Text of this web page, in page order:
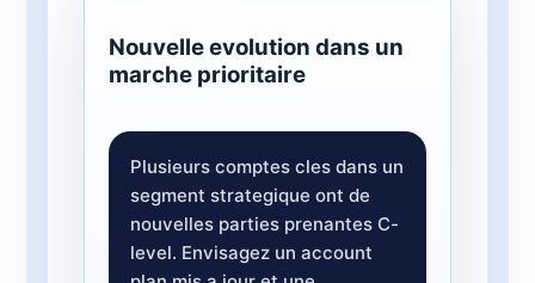
Nouvelle evolution dans un
marche prioritaire
Plusieurs comptes cles dans un
segment strategique ont de
nouvelles parties prenantes C-
level. Envisagez un account